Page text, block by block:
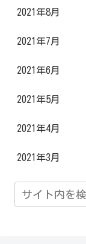
2021年8月
2021年7月
2021年6月
2021年5月
2021年4月
2021年3月